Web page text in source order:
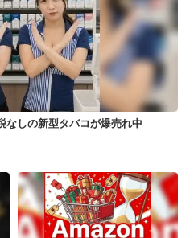
なしの新型タバコが爆売れ中